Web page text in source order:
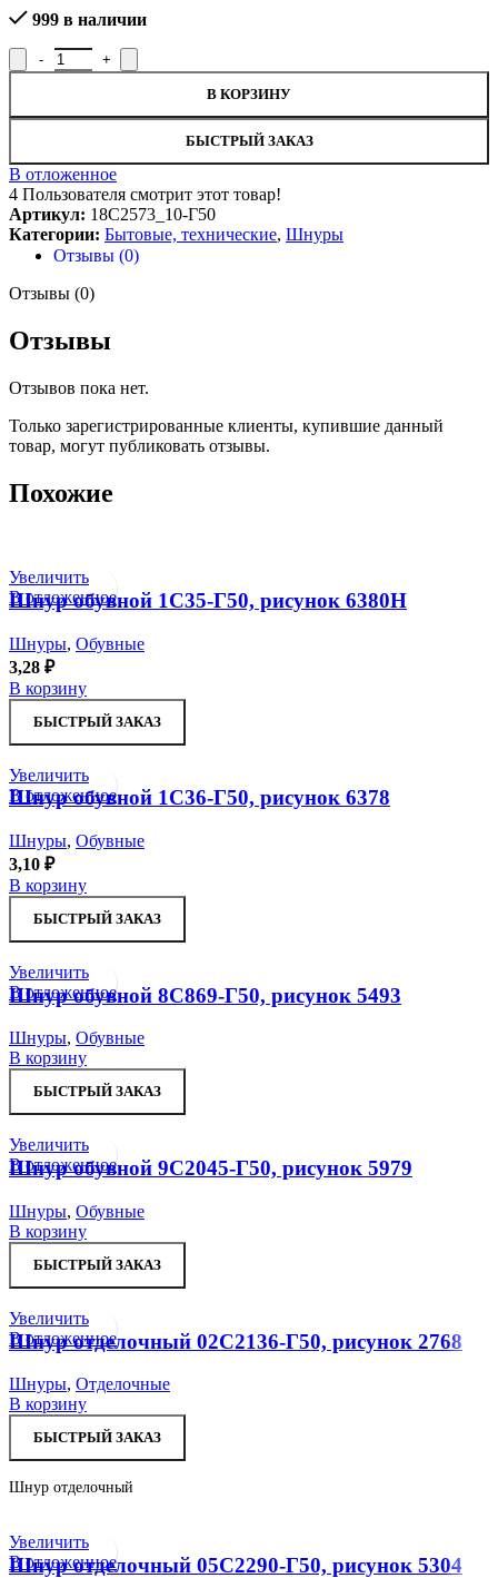
999 в наличии
Количество товара Шнур технический 18С2573_10-Г50,
В КОРЗИНУ
БЫСТРЫЙ ЗАКАЗ
В отложенное
4 Пользователя смотрит этот товар!
Артикул: 18С2573_10-Г50
Категории: Бытовые, технические, Шнуры
Отзывы (0)
Отзывы (0)
Отзывы
Отзывов пока нет.
Только зарегистрированные клиенты, купившие данный
товар, могут публиковать отзывы.
Похожие
Увеличить
В отложенное
Шнур обувной 1С35-Г50, рисунок 6380Н
Шнуры, Обувные
3,28 ₽
В корзину
БЫСТРЫЙ ЗАКАЗ
Увеличить
В отложенное
Шнур обувной 1С36-Г50, рисунок 6378
Шнуры, Обувные
3,10 ₽
В корзину
БЫСТРЫЙ ЗАКАЗ
Увеличить
В отложенное
Шнур обувной 8С869-Г50, рисунок 5493
Шнуры, Обувные
В корзину
БЫСТРЫЙ ЗАКАЗ
Увеличить
В отложенное
Шнур обувной 9С2045-Г50, рисунок 5979
Шнуры, Обувные
В корзину
БЫСТРЫЙ ЗАКАЗ
Увеличить
В отложенное
Шнур отделочный 02С2136-Г50, рисунок 2768
Шнуры, Отделочные
В корзину
БЫСТРЫЙ ЗАКАЗ
Шнур отделочный
Увеличить
В отложенное
Шнур отделочный 05С2290-Г50, рисунок 5304